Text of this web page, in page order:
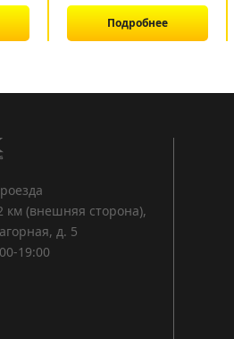
Подробнее
(внешняя сторона),
д. 5
19:00